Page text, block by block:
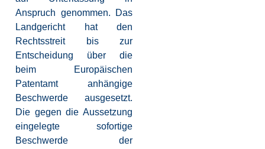
Anspruch genommen. Das
Landgericht hat den
Rechtsstreit bis zur
Entscheidung über die
beim Europäischen
Patentamt anhängige
Beschwerde ausgesetzt.
Die gegen die Aussetzung
eingelegte sofortige
Beschwerde der